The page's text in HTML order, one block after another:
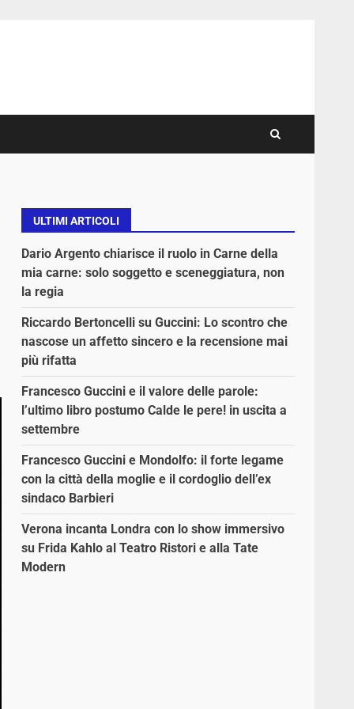
ULTIMI ARTICOLI
Dario Argento chiarisce il ruolo in Carne della
mia carne: solo soggetto e sceneggiatura, non
la regia
Riccardo Bertoncelli su Guccini: Lo scontro che
nascose un affetto sincero e la recensione mai
più rifatta
Francesco Guccini e il valore delle parole:
l’ultimo libro postumo Calde le pere! in uscita a
settembre
Francesco Guccini e Mondolfo: il forte legame
con la città della moglie e il cordoglio dell’ex
sindaco Barbieri
Verona incanta Londra con lo show immersivo
su Frida Kahlo al Teatro Ristori e alla Tate
Modern